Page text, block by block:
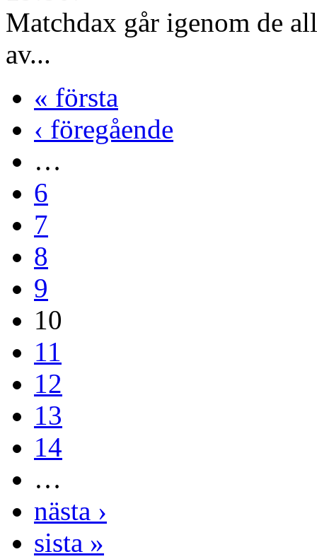
Matchdax går igenom de
av...
« första
‹ föregående
…
6
7
8
9
10
11
12
13
14
…
nästa ›
sista »